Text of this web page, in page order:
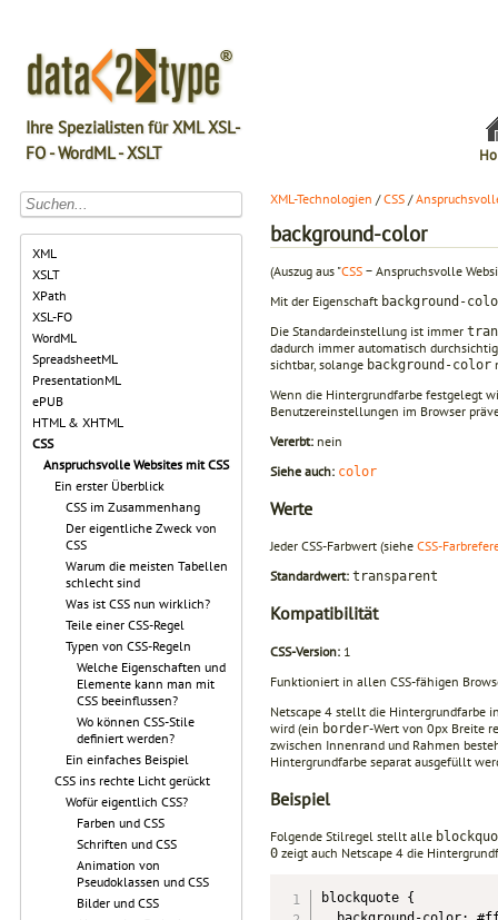
Ihre Spezialisten für XML XSL-
FO - WordML - XSLT
XML
XSLT
XPath
XSL-FO
WordML
SpreadsheetML
PresentationML
ePUB
HTML & XHTML
CSS
Anspruchsvolle Websites mit CSS
Ein erster Überblick
CSS im Zusammenhang
Der eigentliche Zweck von
CSS
Warum die meisten Tabellen
schlecht sind
Was ist CSS nun wirklich?
Teile einer CSS-Regel
Typen von CSS-Regeln
Welche Eigenschaften und
Elemente kann man mit
CSS beeinflussen?
Wo können CSS-Stile
definiert werden?
Ein einfaches Beispiel
CSS ins rechte Licht gerückt
Wofür eigentlich CSS?
Farben und CSS
Schriften und CSS
Animation von
Pseudoklassen und CSS
Bilder und CSS
XML-Technologien /CSS /
background-color
(Auszug aus "CSS − Anspruchsvolle
Mit der Eigenschaft background-
Die Standardeinstellung ist immer
dadurch immer automatisch
sichtbar, solange background-color
Wenn die Hintergrundfarbe festgelegt
Benutzereinstellungen im Browser
Vererbt: nein
Siehe auch: color
Werte
Jeder CSS-Farbwert (siehe CSS-
Standardwert: transparent
Kompatibilität
CSS-Version: 1
Funktioniert in allen CSS-fähigen
Netscape 4 stellt die Hintergrundfarbe
wird (ein border-Wert von 0px Breite
zwischen Innenrand und Rahmen
Hintergrundfarbe separat ausgefüllt
Beispiel
Folgende Stilregel stellt alle
0 zeigt auch Netscape 4 die
blockquote {